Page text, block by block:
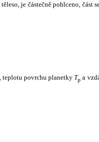
je částečně pohlceno, část
teplotu povrchu planetky Tp a